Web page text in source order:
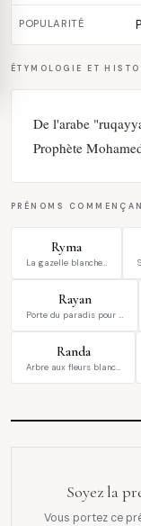
POPULARITÉ
ÉTYMOLOGIE ET
De l'arabe
Prophète
PRÉNOMS
Ryma
La gazelle blanche…
Rayan
Porte du paradis pour …
Randa
Arbre aux fleurs blanc…
Soyez la
Vous portez ce